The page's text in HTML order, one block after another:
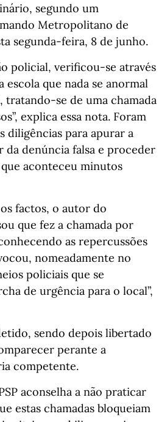
segundo um
Metropolitano de
segunda-feira, 8 de junho.
policial, verificou-se através
escola que nada se anormal
tratando-se de uma chamada
explica essa nota. Foram
diligências para apurar a
denúncia falsa e proceder
aconteceu minutos
factos, o autor do
que fez a chamada por
as repercussões
nomeadamente no
policiais que se
de urgência para o local”,
sendo depois libertado
perante a
competente.
aconselha a não praticar
estas chamadas bloqueiam